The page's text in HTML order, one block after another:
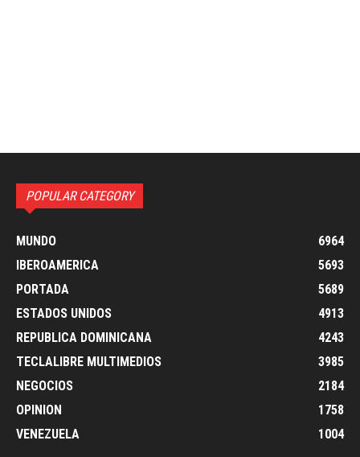
POPULAR CATEGORY
MUNDO
6964
IBEROAMERICA
5693
PORTADA
5689
ESTADOS UNIDOS
4913
REPUBLICA DOMINICANA
4243
TECLALIBRE MULTIMEDIOS
3985
NEGOCIOS
2184
OPINION
1758
VENEZUELA
1004